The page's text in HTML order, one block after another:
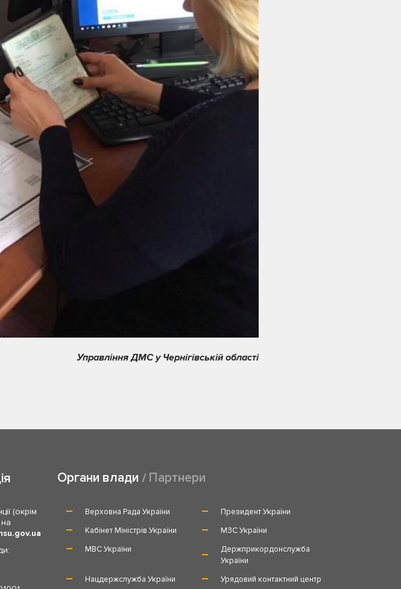
Управління ДМС у Чернігівській області
(окрім
Органи влади Партнери
Верховна Рада України
Президент України
Кабінет Міністрів України
МЗС України
МВС України
Держприкордонслужба
України
Нацдержслужба України
Урядовий контактний центр